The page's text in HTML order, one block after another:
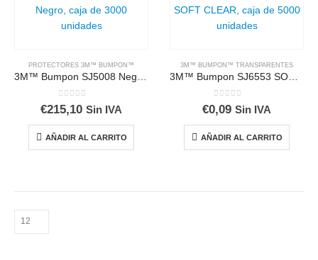
PROTECTORES 3M™ BUMPON™
0out of 5
€215,10 Sin IVA
AÑADIR AL CARRITO
3M™ BUMPON™ TRANSPARENTES
0 out of 5
€0,09 Sin IVA
AÑADIR AL CARRITO